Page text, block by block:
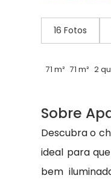
16 Fotos
71 m² 71 m² 2
Sobre
Descubra o
ideal para
bem